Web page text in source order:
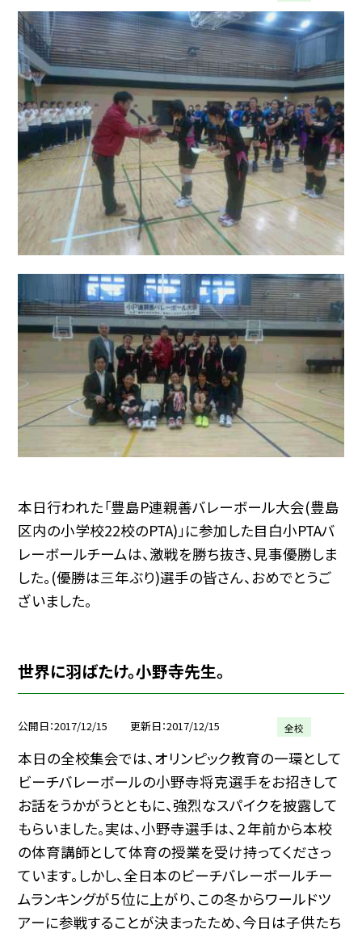
本日行われた「豊島P連親善バレーボール大会(豊島
区内の小学校22校のPTA)」に参加した目白小PTAバ
レーボールチームは、激戦を勝ち抜き、見事優勝しま
した。(優勝は三年ぶり)選手の皆さん、おめでとうご
ざいました。
世界に羽ばたけ。小野寺先生。
公開日 2017/12/15 更新日 2017/12/15 全校
本日の全校集会では、オリンピック教育の一環として
ビーチバレーボールの小野寺将克選手をお招きして
お話をうかがうとともに、強烈なスパイクを披露して
もらいました。実は、小野寺選手は、２年前から本校
の体育講師として体育の授業を受け持ってくださっ
ています。しかし、全日本のビーチバレーボールチー
ムランキングが５位に上がり、この冬からワールドツ
アーに参戦することが決まったため、今日は子供たち